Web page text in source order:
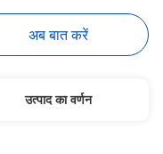
अब बात करें
उत्पाद का वर्णन